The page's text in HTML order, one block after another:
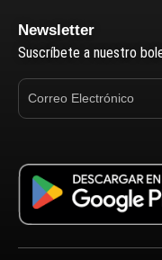
Newsletter
Suscríbete a nuestro